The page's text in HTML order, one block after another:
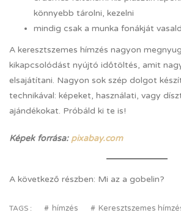
könnyebb tárolni, kezelni
mindig csak a munka fonákját vasald
A keresztszemes hímzés nagyon
kikapcsolódást nyújtó időtöltés, amit
elsajátítani. Nagyon sok szép dolgot
technikával: képeket, használati, vagy
ajándékokat. Próbáld ki te is!
Képek forrása: pixabay.com
A következő részben: Mi az a gobelin?
TAGS : hímzés Keresztszemes